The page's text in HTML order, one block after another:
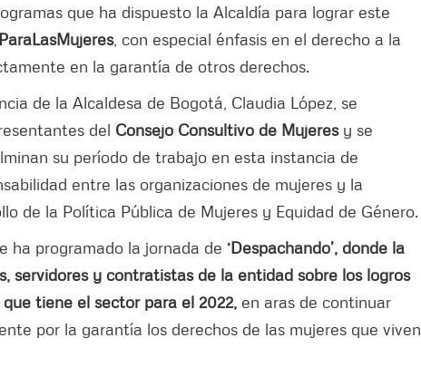
que ha dispuesto la Alcaldía para lograr este
, con especial énfasis en el derecho a la
en la garantía de otros derechos.
de la Alcaldesa de Bogotá, Claudia López, se
del Consejo Consultivo de Mujeresy se
su período de trabajo en esta instancia de
entre las organizaciones de mujeres y la
de la Política Pública de Mujeres y Equidad de Género.
ha programado la jornada de ‘Despachando’, donde la
servidores y contratistas de la entidad sobre los logros
tiene el sector para el 2022, en aras de continuar
por la garantía los derechos de las mujeres que viven